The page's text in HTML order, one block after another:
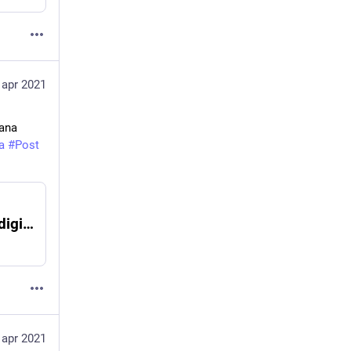
2021
#Post
La lentissima marcia per l’innovazione e la digitalizzazione della scuola italiana
2021